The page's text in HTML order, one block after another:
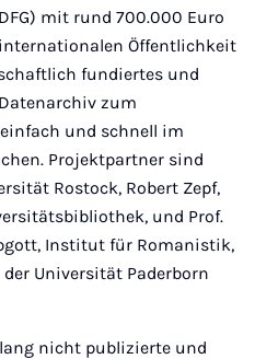
mit rund 700.000 Euro
Öffentlichkeit
fundiertes und
zum
und schnell im
Projektpartner sind
Rostock, Robert Zepf,
und Prof.
Institut für Romanistik,
Universität Paderborn
nicht publizierte und